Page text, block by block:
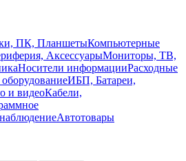
ПК, ПланшетыКомпьютерные
АксессуарыМониторы, ТВ,
Носители информацииРасходные
ИБП, Батареи,
и видеоКабели,
Автотовары